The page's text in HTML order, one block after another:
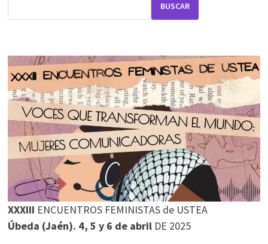
BUSCAR
XXXIII ENCUENTROS FEMINISTAS de USTEA
Úbeda (Jaén). 4, 5 y 6 de abrilDE 2025